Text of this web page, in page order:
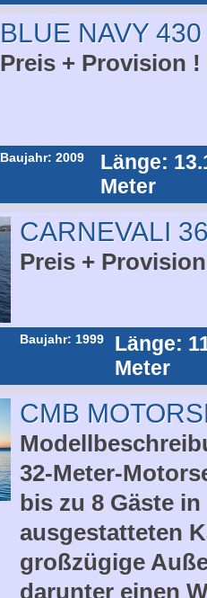
BLUE NAVY 430
Preis + Provision !
Baujahr: 2009
Länge:
Meter
CARNEVALI
Preis +
Baujahr: 1999
Länge:
Meter
CMB
32-Meter-
bis zu 8 Gäste
ausgestatteten
großzügige
darunter einen